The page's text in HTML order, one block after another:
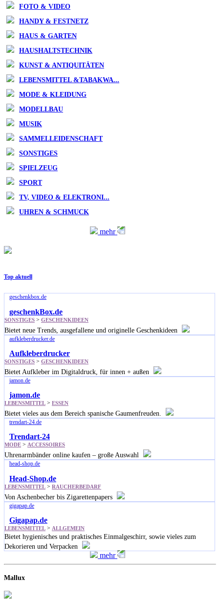
FOTO & VIDEO
HANDY & FESTNETZ
HAUS & GARTEN
HAUSHALTSTECHNIK
KUNST & ANTIQUITÄTEN
LEBENSMITTEL &TABAKWA...
MODE & KLEIDUNG
MODELLBAU
MUSIK
SAMMELLEIDENSCHAFT
SONSTIGES
SPIELZEUG
SPORT
TV, VIDEO & ELEKTRONI...
UHREN & SCHMUCK
mehr
Top aktuell
geschenkbox.de
geschenkBox.de
SONSTIGES > GESCHENKIDEEN
Bietet neue Trends, ausgefallene und originelle Geschenkideen
aufkleberdrucker.de
Aufkleberdrucker
SONSTIGES > GESCHENKIDEEN
Bietet Aufkleber im Digitaldruck, für innen + außen
jamon.de
jamon.de
LEBENSMITTEL > ESSEN
Bietet vieles aus dem Bereich spanische Gaumenfreuden.
trendart-24.de
Trendart-24
MODE > ACCESSOIRES
Uhrenarmbänder online kaufen – große Auswahl
head-shop.de
Head-Shop.de
LEBENSMITTEL > RAUCHERBEDARF
Von Aschenbecher bis Zigarettenpapers
gigapap.de
Gigapap.de
LEBENSMITTEL > ALLGEMEIN
Bietet hygienisches und praktisches Einmalgeschirr, sowie vieles zum
Dekorieren und Verpacken
mehr
Mallux